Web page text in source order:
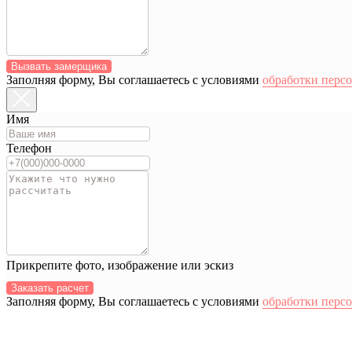
Вызвать замерщика
Заполняя форму, Вы соглашаетесь с условиями обработки
Имя
Телефон
Прикрепите фото, изображение или эскиз
Заказать расчет
Заполняя форму, Вы соглашаетесь с условиями обработки